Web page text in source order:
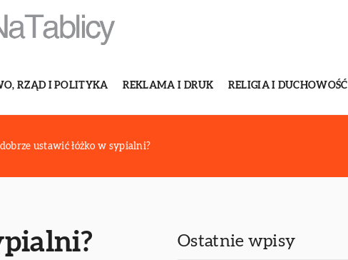
RZĄD I POLITYKA REKLAMA I DRUK RELIGIA I DUCHOWOŚĆ
ustawić łóżko w sypialni?
Ostatnie wpisy